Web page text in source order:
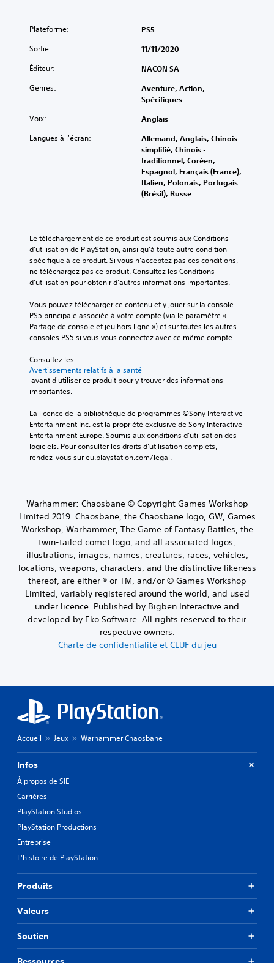
Plateforme: PS5
Sortie: 11/11/2020
Éditeur: NACON SA
Genres:
Aventure, Action,
Spécifiques
Voix: Anglais
Langues à l'écran:
Allemand, Anglais, Chinois -
simplifié, Chinois -
traditionnel, Coréen,
Espagnol, Français (France),
Italien, Polonais, Portugais
(Brésil), Russe
Le téléchargement de ce produit est soumis aux Conditions
d'utilisation de PlayStation, ainsi qu'à toute autre condition
spécifique à ce produit. Si vous n'acceptez pas ces conditions,
ne téléchargez pas ce produit. Consultez les Conditions
d'utilisation pour obtenir d'autres informations importantes.
Vous pouvez télécharger ce contenu et y jouer sur la console
PS5 principale associée à votre compte (via le paramètre «
Partage de console et jeu hors ligne ») et sur toutes les autres
consoles PS5 si vous vous connectez avec ce même compte.
Consultez les
Avertissements relatifs à la santé
importantes.
La licence de la bibliothèque de programmes ©Sony Interactive
Entertainment Inc. est la propriété exclusive de Sony Interactive
Entertainment Europe. Soumis aux conditions d’utilisation des
logiciels. Pour consulter les droits d’utilisation complets,
rendez-vous sur eu.playstation.com/legal.
Warhammer: Chaosbane © Copyright Games Workshop
Limited 2019. Chaosbane, the Chaosbane logo, GW, Games
Workshop, Warhammer, The Game of Fantasy Battles, the
twin-tailed comet logo, and all associated logos,
illustrations, images, names, creatures, races, vehicles,
locations, weapons, characters, and the distinctive likeness
thereof, are either ® or TM, and/or © Games Workshop
Limited, variably registered around the world, and used
under licence. Published by Bigben Interactive and
developed by Eko Software. All rights reserved to their
respective owners.
Charte de confidentialité et CLUF du jeu
Accueil Jeux Warhammer Chaosbane
Infos
À propos de SIE
Carrières
PlayStation Studios
PlayStation Productions
Entreprise
L'histoire de PlayStation
Produits
Valeurs
Soutien